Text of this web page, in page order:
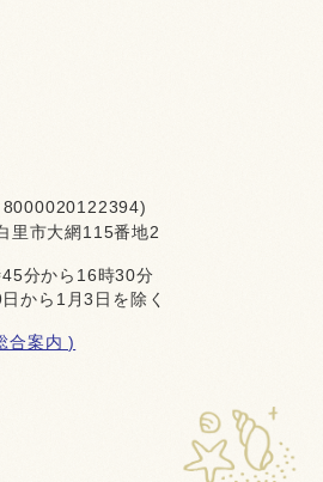
8000020122394)
里市大網115番地2
分から16時30分
から1月3日を除く
合案内 )